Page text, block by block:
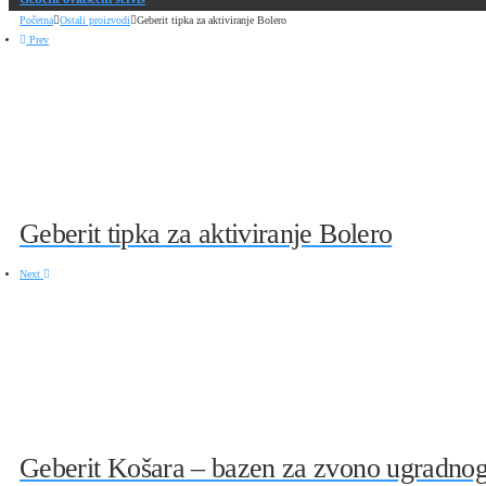
Početna Ostali proizvodi
Geberit tipka za aktiviranje Bolero
Prev
Geberit tipka za aktiviranje Bolero
Next
Geberit Košara – bazen za zvono